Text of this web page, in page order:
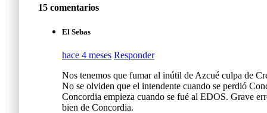
15 comentarios
El Sebas
hace 4 meses Responder
Nos tenemos que fumar al inútil de Azcué culpa de
No se olviden que el intendente cuando se perdió
Concordia empieza cuando se fué al EDOS. Grave
bien de Concordia.